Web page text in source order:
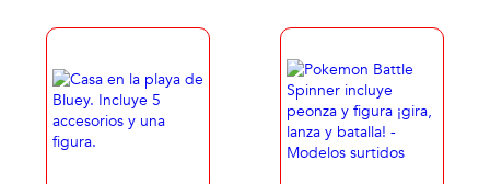
- Modelos surtidos
y una de Bluey con